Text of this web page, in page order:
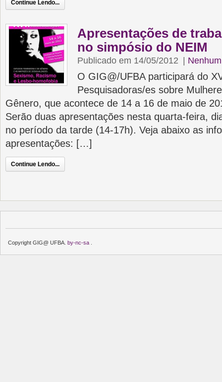
Continue Lendo...
Apresentações de
no simpósio do NEIM
Publicado em 14/05/2012
O GIG@/UFBA participará do
Pesquisadoras/es sobre
Gênero, que acontece de 14 a 16 de maio de
Serão duas apresentações nesta quarta-feira,
no período da tarde (14-17h). Veja abaixo as
apresentações: […]
Continue Lendo...
Copyright GIG@ UFBA. by-nc-sa